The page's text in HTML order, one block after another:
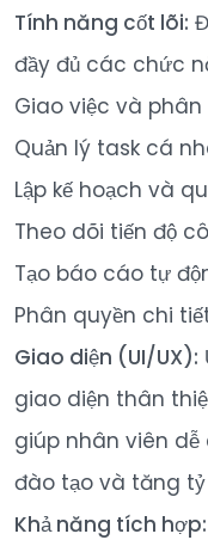
Tính năng cốt lõi:
đầy đủ các chức
Giao việc và
Quản lý task cá
Lập kế hoạch và
Theo dõi tiến độ
Tạo báo cáo tự
Phân quyền chi
Giao diện (UI/UX):
giao diện thân
giúp nhân viên
đào tạo và tăng tỷ
Khả năng tích hợp: